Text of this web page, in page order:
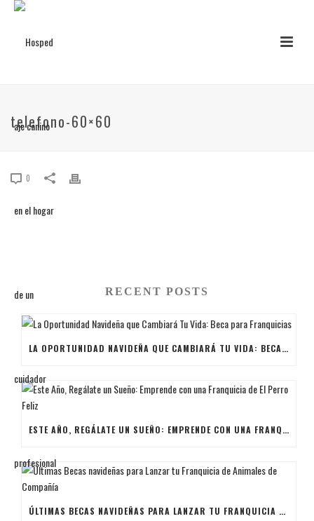
telefono-60×60
0
RECENT POSTS
LA OPORTUNIDAD NAVIDEÑA QUE CAMBIARÁ TU VIDA: BECA PARA FRANQUICIAS
ESTE AÑO, REGÁLATE UN SUEÑO: EMPRENDE CON UNA FRANQUICIA DE EL PERRO FELIZ
ÚLTIMAS BECAS NAVIDEÑAS PARA LANZAR TU FRANQUICIA DE ANIMALES DE COMPAÑÍA